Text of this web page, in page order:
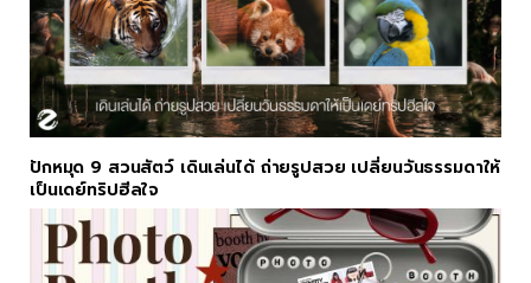
ปักหมุด 9 สวนสัตว์ เดินเล่นได้ ถ่ายรูปสวย เปลี่ยนวันธรรมดาให้
เป็นเดย์ทริปฮีลใจ